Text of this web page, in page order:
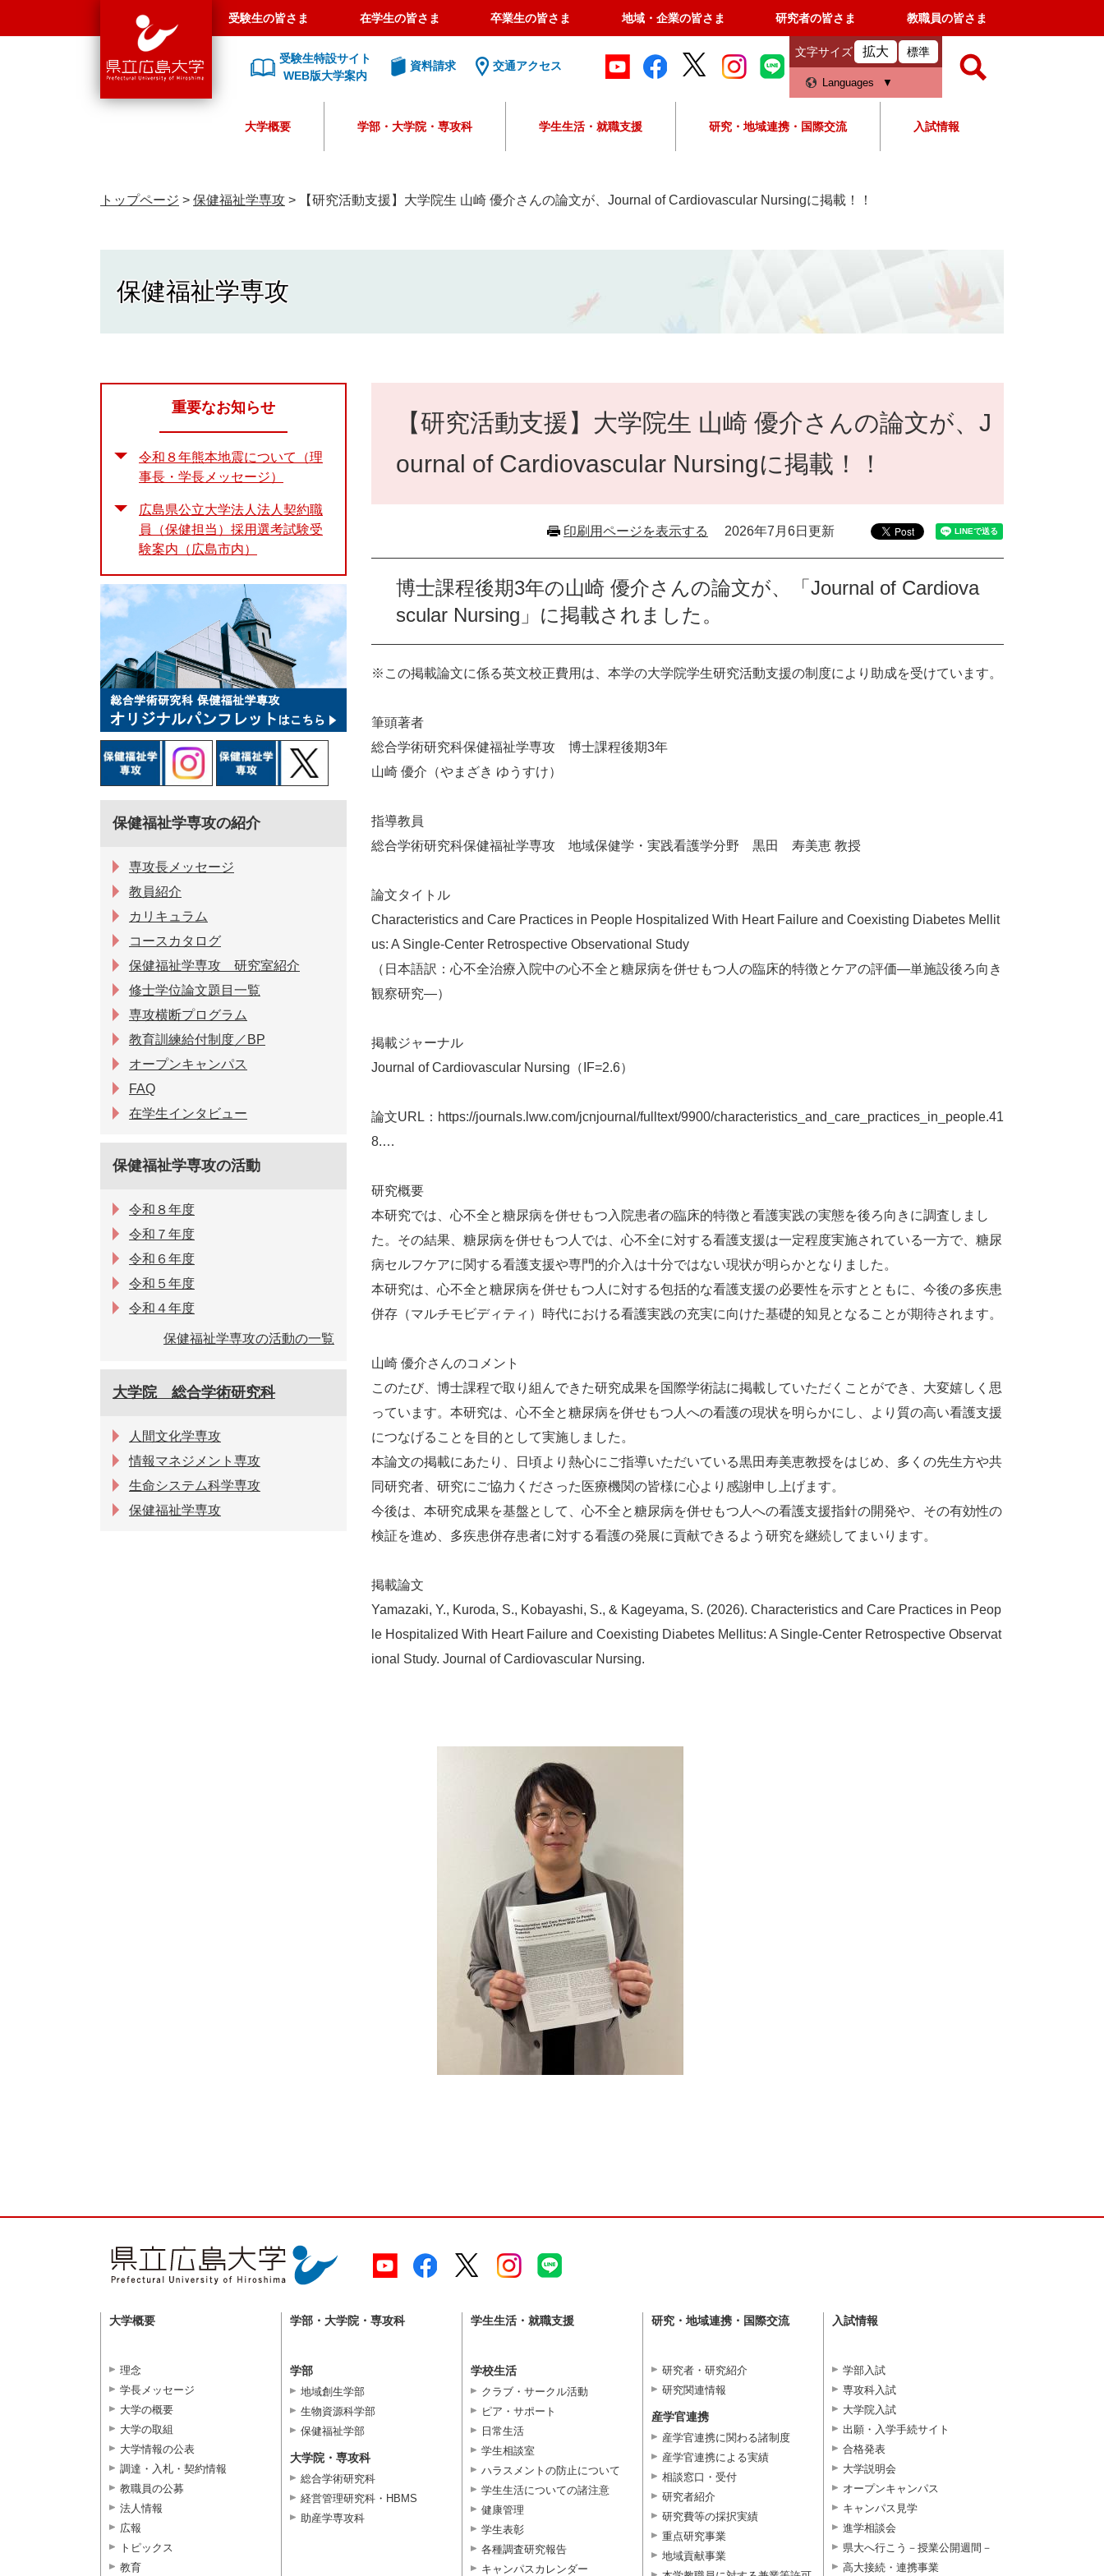
島
大
受験生の皆さま 在学生の皆さま 卒業生の皆さま 地域・企業の皆さま 研究者の皆さま 教職員の皆さま
受験生特設サイト
WEB版大学案内
資料請求 交通アクセス
文字サイズ 拡大 標準
Languages
e
検
大学概要 学部・大学院・専攻科 学生生活・就職支援 研究・地域連携・国際交流 入試情報
トップページ > 保健福祉学専攻 > 【研究活動支援】大学院生 山崎 優介さんの論文が、Journal of Cardiovascular Nursingに掲載！！
保健福祉学専攻
【研究活動支援】大学院生 山崎 優介さんの論文が、J
ournal of Cardiovascular Nursingに掲載！！
印刷用ページを表示する 2026年7月6日更新
博士課程後期3年の山崎 優介さんの論文が、「Journal of Cardiova
scular Nursing」に掲載されました。
※この掲載論文に係る英文校正費用は、本学の大学院学生研究活動支援の制度により助成を受けています。
筆頭著者
総合学術研究科保健福祉学専攻 博士課程後期3年
山崎 優介（やまざき ゆうすけ）
指導教員
総合学術研究科保健福祉学専攻 地域保健学・実践看護学分野 黒田 寿美恵 教授
論文タイトル
Characteristics and Care Practices in People Hospitalized With Heart Failure and Coexisting Diabetes Mellit
us: A Single-Center Retrospective Observational Study
（日本語訳：心不全治療入院中の心不全と糖尿病を併せもつ人の臨床的特徴とケアの評価―単施設後ろ向き
観察研究―）
掲載ジャーナル
Journal of Cardiovascular Nursing（IF=2.6）
論文URL：https://journals.lww.com/jcnjournal/fulltext/9900/characteristics_and_care_practices_in_people.41
8.…
研究概要
本研究では、心不全と糖尿病を併せもつ入院患者の臨床的特徴と看護実践の実態を後ろ向きに調査しまし
た。その結果、糖尿病を併せもつ人では、心不全に対する看護支援は一定程度実施されている一方で、糖尿
病セルフケアに関する看護支援や専門的介入は十分ではない現状が明らかとなりました。
本研究は、心不全と糖尿病を併せもつ人に対する包括的な看護支援の必要性を示すとともに、今後の多疾患
併存（マルチモビディティ）時代における看護実践の充実に向けた基礎的知見となることが期待されます。
山崎 優介さんのコメント
このたび、博士課程で取り組んできた研究成果を国際学術誌に掲載していただくことができ、大変嬉しく思
っています。本研究は、心不全と糖尿病を併せもつ人への看護の現状を明らかにし、より質の高い看護支援
につなげることを目的として実施しました。
本論文の掲載にあたり、日頃より熱心にご指導いただいている黒田寿美恵教授をはじめ、多くの先生方や共
同研究者、研究にご協力くださった医療機関の皆様に心より感謝申し上げます。
今後は、本研究成果を基盤として、心不全と糖尿病を併せもつ人への看護支援指針の開発や、その有効性の
検証を進め、多疾患併存患者に対する看護の発展に貢献できるよう研究を継続してまいります。
掲載論文
Yamazaki, Y., Kuroda, S., Kobayashi, S., & Kageyama, S. (2026). Characteristics and Care Practices in Peop
le Hospitalized With Heart Failure and Coexisting Diabetes Mellitus: A Single-Center Retrospective Observat
ional Study. Journal of Cardiovascular Nursing.
重要なお知らせ
令和８年熊本地震について（理
事長・学長メッセージ）
広島県公立大学法人法人契約職
員（保健担当）採用選考試験受
験案内（広島市内）
保健福祉学専攻の紹介
専攻長メッセージ
教員紹介
カリキュラム
コースカタログ
保健福祉学専攻 研究室紹介
修士学位論文題目一覧
専攻横断プログラム
教育訓練給付制度／BP
オープンキャンパス
FAQ
在学生インタビュー
保健福祉学専攻の活動
令和８年度
令和７年度
令和６年度
令和５年度
令和４年度
保健福祉学専攻の活動の一覧
大学院 総合学術研究科
人間文化学専攻
情報マネジメント専攻
生命システム科学専攻
保健福祉学専攻
大学概要
理念
学長メッセージ
大学の概要
大学の取組
大学情報の公表
調達・入札・契約情報
教職員の公募
法人情報
広報
トピックス
教育
学部・大学院・専攻科
学部
地域創生学部
生物資源科学部
保健福祉学部
大学院・専攻科
総合学術研究科
経営管理研究科・HBMS
助産学専攻科
学生生活・就職支援
学校生活
クラブ・サークル活動
ピア・サポート
日常生活
学生相談室
ハラスメントの防止について
学生生活についての諸注意
健康管理
学生表彰
各種調査研究報告
キャンパスカレンダー
研究・地域連携・国際交流
研究者・研究紹介
研究関連情報
産学官連携
産学官連携に関わる諸制度
産学官連携による実績
相談窓口・受付
研究者紹介
研究費等の採択実績
重点研究事業
地域貢献事業
入試情報
学部入試
専攻科入試
大学院入試
出願・入学手続サイト
合格発表
大学説明会
オープンキャンパス
キャンパス見学
進学相談会
県大へ行こう－授業公開週間－
高大接続・連携事業